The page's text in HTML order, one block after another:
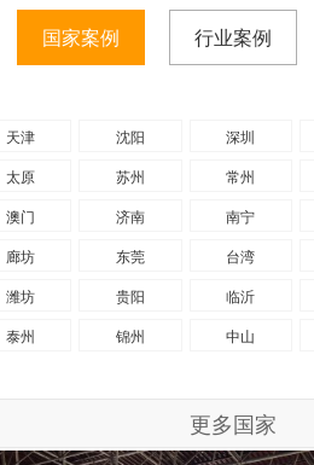
国家案例 行业案例
天津 沈阳 深圳
太原 苏州 常州
澳门 济南 南宁
廊坊 东莞 台湾
潍坊 贵阳 临沂
泰州 锦州 中山
更多国家